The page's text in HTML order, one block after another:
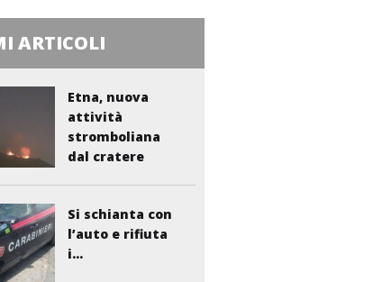
ARTICOLI
Etna, nuova
attività
stromboliana
dal cratere
Si schianta con
l’auto e rifiuta
i...